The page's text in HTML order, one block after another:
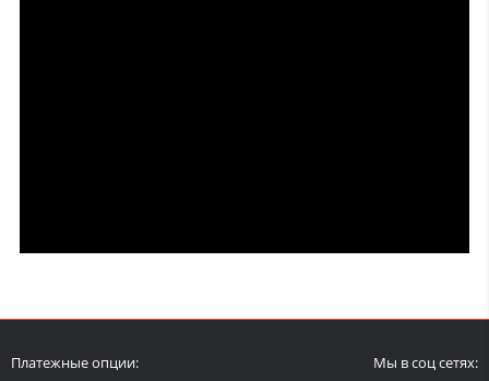
Платежные опции: Мы в соц сетях: